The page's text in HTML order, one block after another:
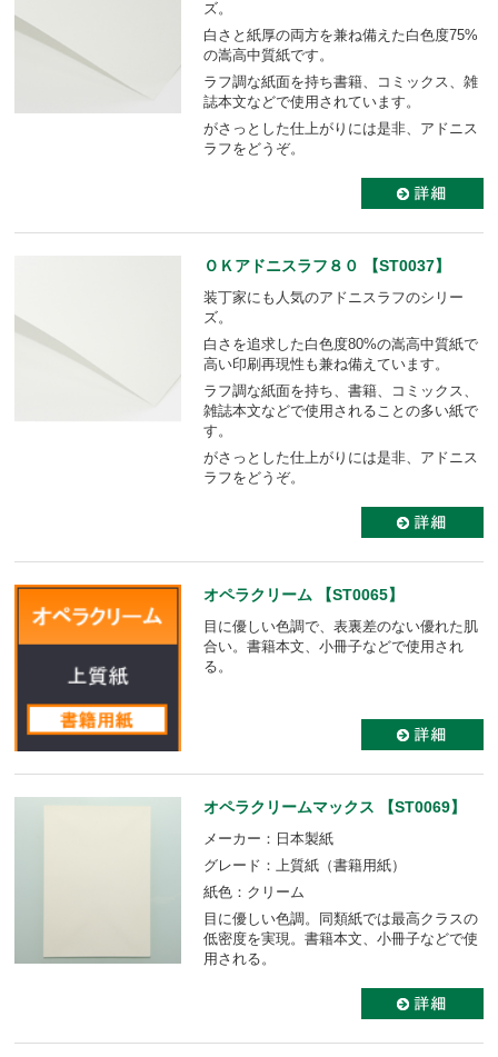
ズ。
白さと紙厚の両方を兼ね備えた白色度75%
の嵩高中質紙です。
ラフ調な紙面を持ち書籍、コミックス、雑
誌本文などで使用されています。
がさっとした仕上がりには是非、アドニス
ラフをどうぞ。
ＯＫアドニスラフ８０ 【ST0037】
装丁家にも人気のアドニスラフのシリー
ズ。
白さを追求した白色度80%の嵩高中質紙で
高い印刷再現性も兼ね備えています。
ラフ調な紙面を持ち、書籍、コミックス、
雑誌本文などで使用されることの多い紙で
す。
がさっとした仕上がりには是非、アドニス
ラフをどうぞ。
オペラクリーム 【ST0065】
目に優しい色調で、表裏差のない優れた肌
合い。書籍本文、小冊子などで使用され
る。
オペラクリームマックス 【ST0069】
メーカー：日本製紙
グレード：上質紙（書籍用紙）
紙色：クリーム
目に優しい色調。同類紙では最高クラスの
低密度を実現。書籍本文、小冊子などで使
用される。